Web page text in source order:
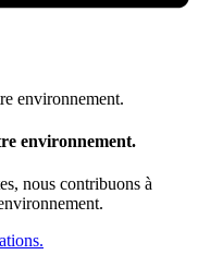
environnement.
nous contribuons à